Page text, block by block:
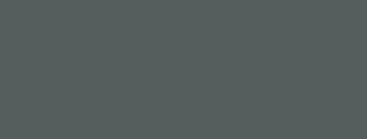
apre l’app di posta elettronica)